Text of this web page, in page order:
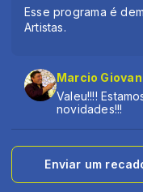
Esse programa é
Artistas.
Marcio
Valeu!!!!
novidades!!!
Enviar um